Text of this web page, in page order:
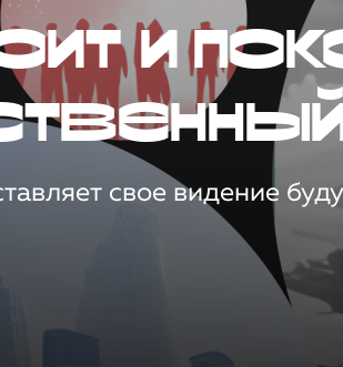
и
свое видение